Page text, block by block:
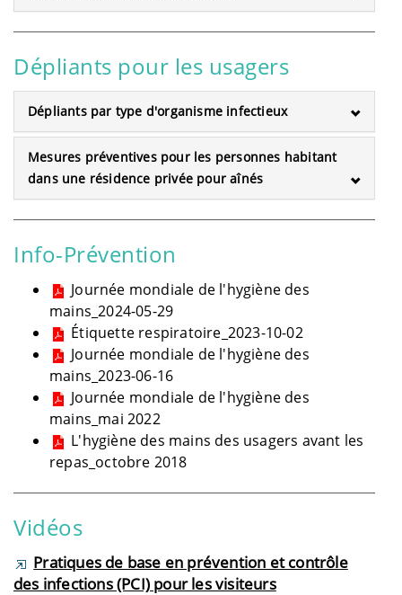
Dépliants pour les usagers
Dépliants par type d'organisme infectieux
Mesures préventives pour les personnes habitant
dans une résidence privée pour aînés
Info-Prévention
Journée mondiale de l'hygiène des
mains_2024-05-29
Étiquette respiratoire_2023-10-02
Journée mondiale de l'hygiène des
mains_2023-06-16
Journée mondiale de l'hygiène des
mains_mai 2022
L'hygiène des mains des usagers avant les
repas_octobre 2018
Vidéos
Pratiques de base en prévention et contrôle
des infections (PCI) pour les visiteurs